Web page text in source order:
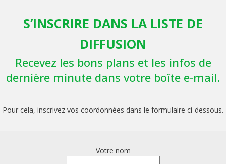
S’INSCRIRE DANS LA LISTE DE
DIFFUSION
Recevez les bons plans et les infos de
dernière minute dans votre boîte e-mail.
Pour cela, inscrivez vos coordonnées dans le formulaire ci-dessous.
Votre nom